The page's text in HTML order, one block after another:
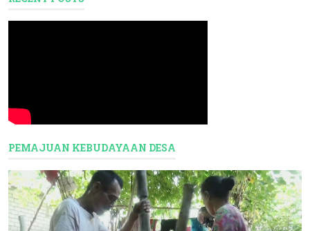
PEMAJUAN KEBUDAYAAN DESA